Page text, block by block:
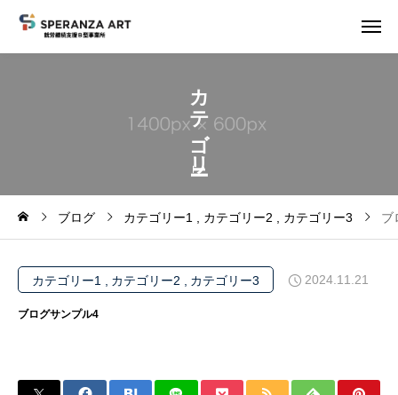
カ
テ
ゴ
リ
1
ブログ カテゴリー1 カテゴリー2 カテゴリー3 ブ
カテゴリー1 カテゴリー2 カテゴリー3 2024.11.21
ブログサンプル4